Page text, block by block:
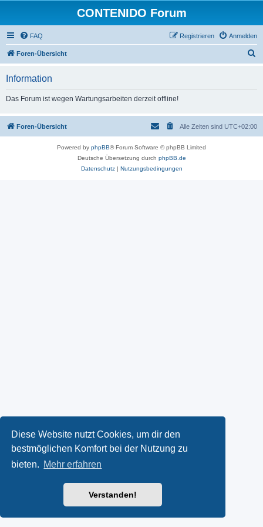
Diese Website nutzt Cookies, um dir den
bestmöglichen Komfort bei der Nutzung zu
bieten. Mehr erfahren
Verstanden!
CONTENIDO Forum
FAQ Anmelden
Registrieren
Foren-Übersicht
Information
Das Forum ist wegen Wartungsarbeiten derzeit offline!
Foren-Übersicht Alle Zeiten sind UTC+02:00
Powered by phpBB® Forum Software © phpBB Limited
Deutsche Übersetzung durch phpBB.de
Datenschutz| Nutzungsbedingungen